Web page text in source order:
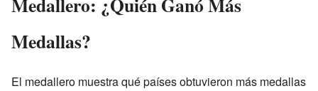
Medallas?
El medallero muestra qué países obtuvieron más medallas